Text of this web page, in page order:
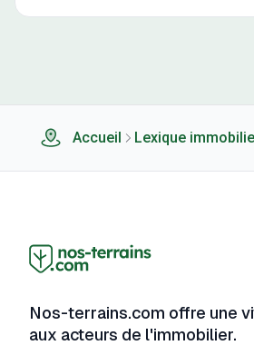
Accueil Lexique
Nos-terrains.com offre une
aux acteurs de l'immobilier.